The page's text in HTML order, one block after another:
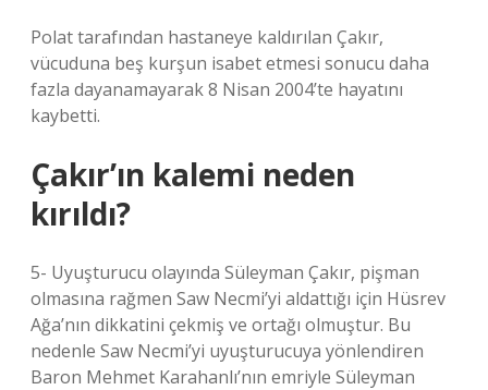
Polat tarafından hastaneye kaldırılan Çakır,
vücuduna beş kurşun isabet etmesi sonucu daha
fazla dayanamayarak 8 Nisan 2004’te hayatını
kaybetti.
Çakır’ın kalemi neden
kırıldı?
5- Uyuşturucu olayında Süleyman Çakır, pişman
olmasına rağmen Saw Necmi’yi aldattığı için Hüsrev
Ağa’nın dikkatini çekmiş ve ortağı olmuştur. Bu
nedenle Saw Necmi’yi uyuşturucuya yönlendiren
Baron Mehmet Karahanlı’nın emriyle Süleyman